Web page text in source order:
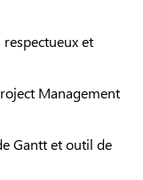
et
Management
Gantt et outil de